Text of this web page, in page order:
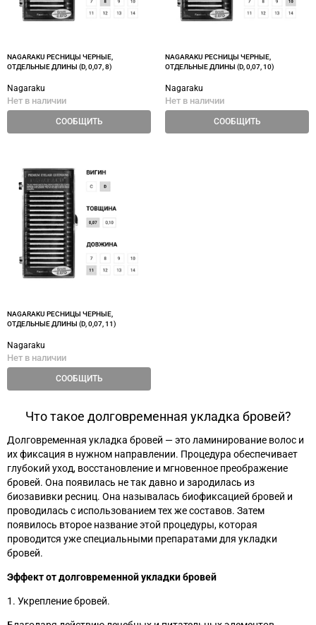
NAGARAKU РЕСНИЦЫ ЧЕРНЫЕ,
ОТДЕЛЬНЫЕ ДЛИНЫ (D, 0,07, 8)
Nagaraku
Нет в наличии
СООБЩИТЬ
NAGARAKU РЕСНИЦЫ ЧЕРНЫЕ,
ОТДЕЛЬНЫЕ ДЛИНЫ (D, 0,07, 10)
Nagaraku
Нет в наличии
СООБЩИТЬ
NAGARAKU РЕСНИЦЫ ЧЕРНЫЕ,
ОТДЕЛЬНЫЕ ДЛИНЫ (D, 0,07, 11)
Nagaraku
Нет в наличии
СООБЩИТЬ
Что такое долговременная укладка бровей?
Долговременная укладка бровей —это ламинирование волос и
их фиксация в нужном направлении. Процедура обеспечивает
глубокий уход, восстановление и мгновенное преображение
бровей. Она появилась не так давно и зародилась из
биозавивки ресниц. Она называлась биофиксацией бровей и
проводилась с использованием тех же составов. Затем
появилось второе название этой процедуры, которая
проводится уже специальными препаратами для укладки
бровей.
Эффект от долговременнойукладки бровей
1. Укрепление бровей.